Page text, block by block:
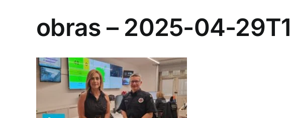
obras – 2025-04-